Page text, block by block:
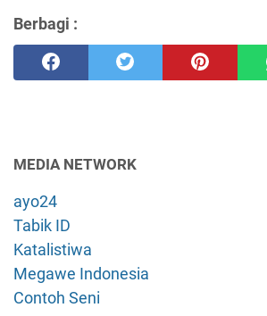
Berbagi :
MEDIA NETWORK
ayo24
Tabik ID
Katalistiwa
Megawe Indonesia
Contoh Seni